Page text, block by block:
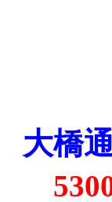
大橋